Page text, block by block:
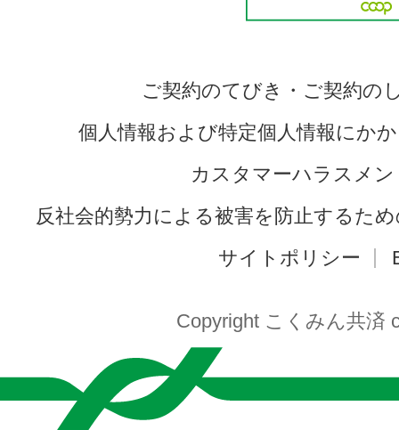
ご契約のてびき・ご契約の
個人情報および特定個人情報にか
カスタマーハラスメ
反社会的勢力による被害を防止するた
サイトポリシー
Copyright こくみん共済